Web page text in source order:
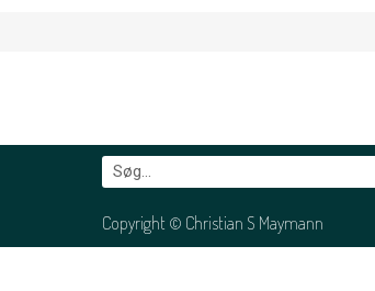
Copyright © Christian S Maymann